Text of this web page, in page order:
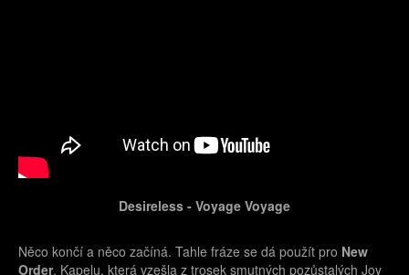
Desireless - Voyage Voyage
Něco končí a něco začíná. Tahle fráze se dá použít pro New
Order. Kapelu, která vzešla z trosek smutných pozůstalých Joy